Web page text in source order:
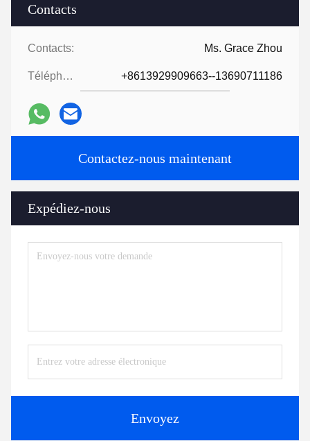
Contacts
Contacts: Ms. Grace Zhou
Téléphone: +8613929909663--13690711186
Contactez-nous maintenant
Expédiez-nous
Envoyez